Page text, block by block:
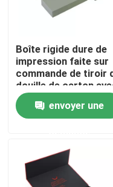
Visite de l'usine
Contrôle de la qualité
Nous contacter
impression de la
Boîte rigide dure de
impression faite sur
commande de tiroir
douille de carton
la boîte de
intérieureenvoyer une